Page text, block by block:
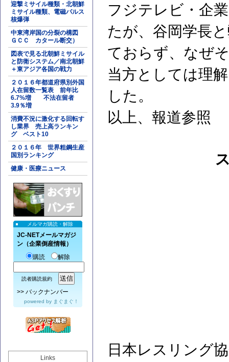
迎撃ミサイル種類・北朝鮮
ミサイル種類、電磁パルス
核爆弾
中東湾岸国の分裂の構図
ＧＣＣ カタール断交）
図表で見る北朝鮮ミサイル
と防衛システム／南北朝鮮
＋東アジア各国の戦力
２０１６年都道府県別外国
人在留数一覧表 前年比
6.7%増 不法在留者
3.9％増
消費不況に激化する回転す
し業界 売上高ランキン
グ ベスト10
２０１６年 世界粗鋼生産
国別ランキング
健康・医療ニュース
メルマガ購読・解除
JC-NETメールマガジ
ン（企業倒産情報）
購読
解除
読者購読規約
>> バックナンバー
powered by まぐまぐ！
Links
フジテレビ・企
たが、谷岡学長
ておらず、なぜ
当方としては理
した。
以上、報道参照
日本レスリング